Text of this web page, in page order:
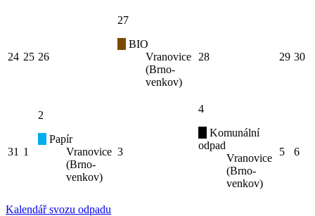
24 25 26
27
BIO
Vranovice
(Brno-
venkov)
28 29 30
31 1
2
Papír
Vranovice
(Brno-
venkov)
3
4
Komunální
odpad
Vranovice
(Brno-
venkov)
5 6
Kalendář svozu odpadu